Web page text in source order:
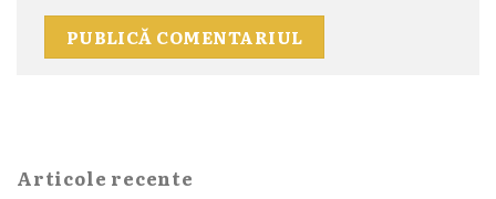
Articole recente